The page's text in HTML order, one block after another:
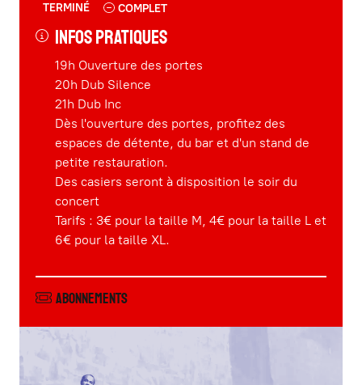
TERMINÉ COMPLET
Infos pratiques
19h Ouverture des portes
20h Dub Silence
21h Dub Inc
Dès l'ouverture des portes, profitez des
espaces de détente, du bar et d'un stand de
petite restauration.
Des casiers seront à disposition le soir du
concert
Tarifs : 3€ pour la taille M, 4€ pour la taille L et
6€ pour la taille XL.
Abonnements